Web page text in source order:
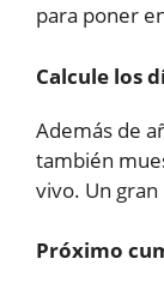
para poner
Calcule los
Además de
también
vivo. Un
Próximo